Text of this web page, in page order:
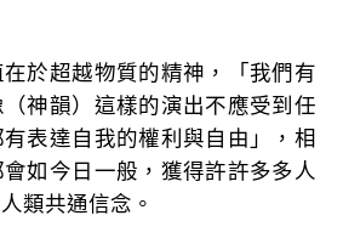
於超越物質的精神，「我們有
神韻）這樣的演出不應受到任
表達自我的權利與自由」，相
如今日一般，獲得許許多多人
類共通信念。